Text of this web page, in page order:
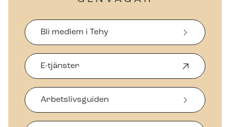
Bli medlem i Tehy
E-tjänster
p
n
a
s
Arbetslivsguiden